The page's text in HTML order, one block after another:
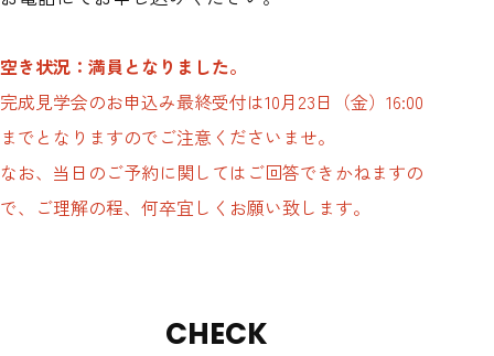
空き状況：満員となりました。
完成見学会のお申込み最終受付は10月23日（金）16:00
までとなりますのでご注意くださいませ。
なお、当日のご予約に関してはご回答できかねますの
で、ご理解の程、何卒宜しくお願い致します。
CHECK